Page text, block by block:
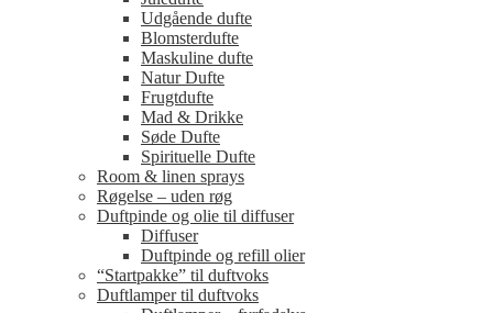
Udgående dufte
Blomsterdufte
Maskuline dufte
Natur Dufte
Frugtdufte
Mad & Drikke
Søde Dufte
Spirituelle Dufte
Room & linen sprays
Røgelse – uden røg
Duftpinde og olie til diffuser
Diffuser
Duftpinde og refill olier
“Startpakke” til duftvoks
Duftlamper til duftvoks